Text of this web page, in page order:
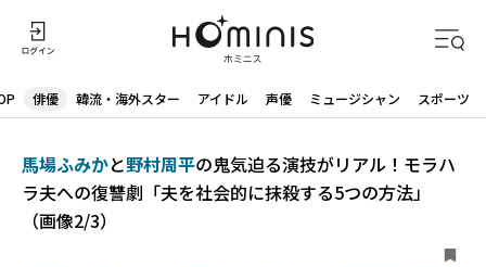
俳優 韓流・海外スター アイドル 声優 ミュージシャン スポーツ
馬場ふみかと野村周平の鬼気迫る演技がリアル！モラハ
ラ夫への復讐劇「夫を社会的に抹殺する5つの方法」
（画像2/3）